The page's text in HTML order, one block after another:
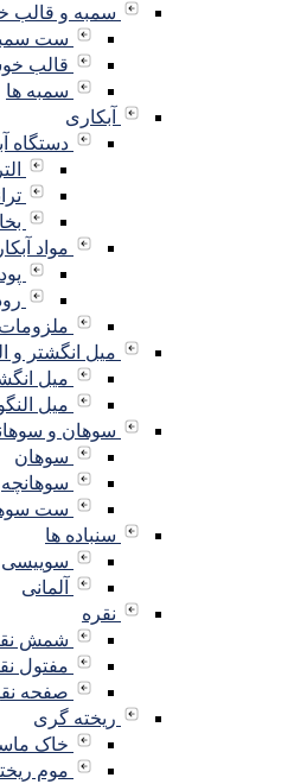
سمبه و قالب
ست سمبه
قالب
سمبه ها
آبکاری
دستگاه
بخار
مواد آبکاری
پودر
ملزومات
میل انگشتر و
میل انگشتر
میل النگو
سوهان و
سوهان
سوهانچه
ست
سنباده ها
سوییسی
آلمانی
نقره
شمش نقره
مفتول نقره
صفحه نقره
ریخته گری
خاک ماسه
موم ریخته